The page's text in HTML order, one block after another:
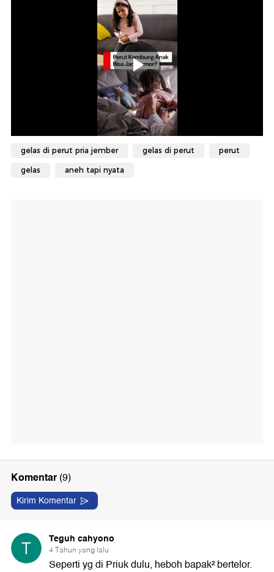
gelas di perut pria jember gelas di perut perut
gelas aneh tapi nyata